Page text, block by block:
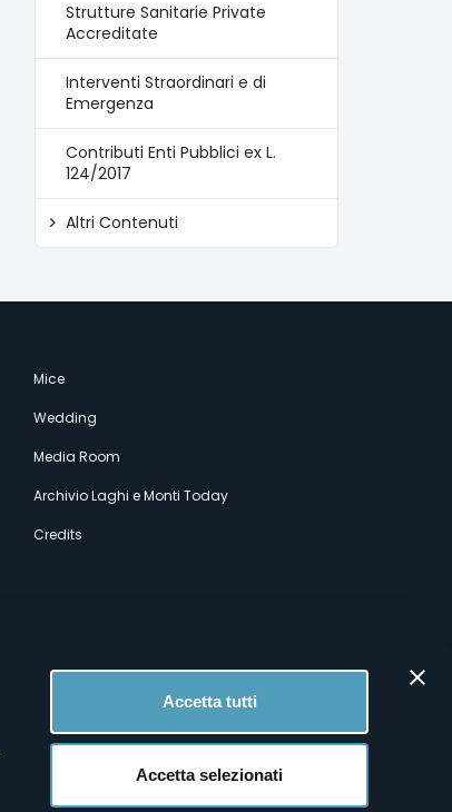
Accetta tutti
Accetta selezionati
Strutture Sanitarie Private
Accreditate
Interventi Straordinari e di
Emergenza
Contributi Enti Pubblici ex L.
124/2017
Altri Contenuti
Mice
Wedding
Media Room
Archivio Laghi e Monti Today
Credits